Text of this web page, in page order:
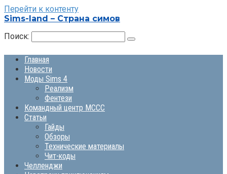
Перейти к контенту
Sims-land – Страна симов
Поиск:
Главная
Новости
Моды Sims 4
Реализм
Фентези
Командный центр MCCC
Статьи
Гайды
Обзоры
Технические материалы
Чит-коды
Челленджи